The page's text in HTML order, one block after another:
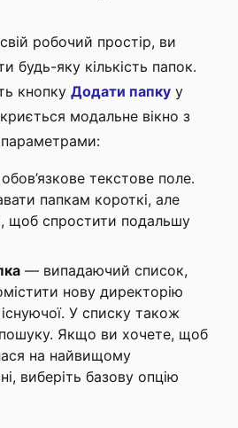
робочий простір, ви
будь-яку кількість папок.
кнопку Додати папку у
модальне вікно з
текстове поле.
папкам короткі, але
щоб спростити подальшу
— випадаючий список,
нову директорію
У списку також
Якщо ви хочете, щоб
на найвищому
виберіть базову опцію